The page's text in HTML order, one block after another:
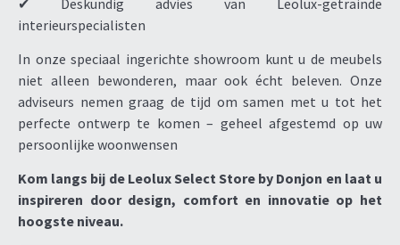
interieurspecialisten
In onze speciaal ingerichte showroom kunt u de meubels
niet alleen bewonderen, maar ook écht beleven. Onze
adviseurs nemen graag de tijd om samen met u tot het
perfecte ontwerp te komen – geheel afgestemd op uw
persoonlijke woonwensen
Kom langs bij de Leolux Select Store by Donjon en laat u
inspireren door design, comfort en innovatie op het
hoogste niveau.